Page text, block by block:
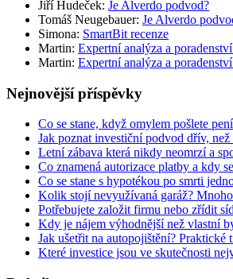
Jiří Hudeček: Je Alverdo podvod?
Tomáš Neugebauer: Je Alverdo
Simona: SmartBit recenze
Martin: Expertní analýza a
Martin: Expertní analýza a
Nejnovější příspěvky
Co se stane, když omylem pošlete
Jak poznat investiční podvod dřív,
Letní zábava která nikdy neomrzí a
Co znamená autorizace platby a kdy
Co se stane s hypotékou po smrti
Kolik stojí nevyužívaná garáž?
Potřebujete založit firmu nebo zřídit
Kdy je nájem výhodnější než vlastní
Jak ušetřit na autopojištění? Praktické
Které investice jsou ve skutečnosti